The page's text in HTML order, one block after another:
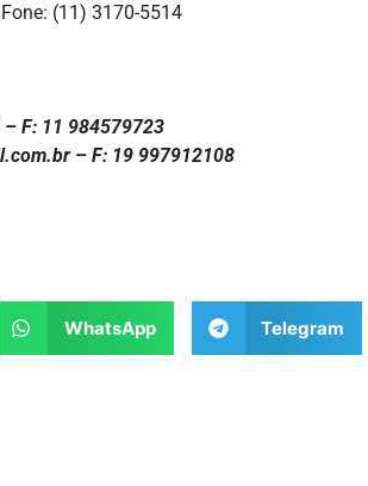
(11) 3170-5514
F: 11 984579723
– F: 19 997912108
WhatsApp Telegram